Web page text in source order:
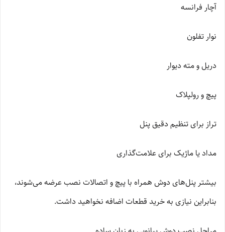
آچار فرانسه
نوار تفلون
دریل و مته دیوار
پیچ و رولپلاک
تراز برای تنظیم دقیق پنل
مداد یا ماژیک برای علامت‌گذاری
بیشتر پنل‌های دوش همراه با پیچ و اتصالات نصب عرضه می‌شوند،
بنابراین نیازی به خرید قطعات اضافه نخواهید داشت.